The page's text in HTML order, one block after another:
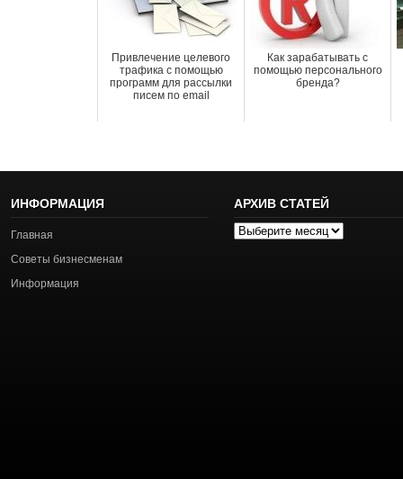
Привлечение целевого
трафика с помощью
программ для рассылки
писем по email
Как зарабатывать с
помощью персонального
бренда?
ИНФОРМАЦИЯ
Главная
Советы бизнесменам
Информация
АРХИВ СТАТЕЙ
Архив